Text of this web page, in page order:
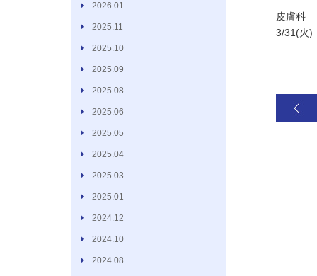
2026.01
2025.11
2025.10
2025.09
2025.08
2025.06
2025.05
2025.04
2025.03
2025.01
2024.12
2024.10
2024.08
皮膚科
3/31(火)